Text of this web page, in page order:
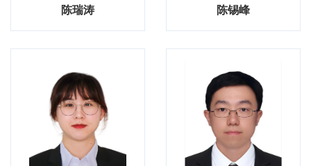
陈瑞涛 陈锡峰